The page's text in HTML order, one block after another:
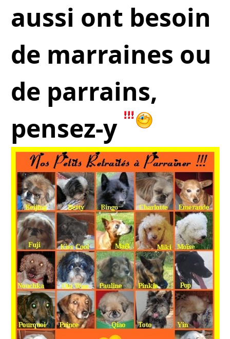
aussi ont besoin
de marraines ou
de parrains,
pensez-y